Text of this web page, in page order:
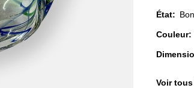
État:
Couleur:
Voir